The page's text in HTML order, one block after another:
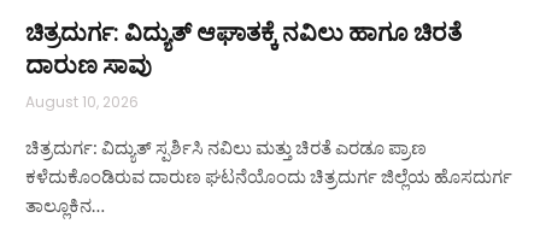
ಚಿತ್ರದುರ್ಗ: ವಿದ್ಯುತ್ ಆಘಾತಕ್ಕೆ ನವಿಲು ಹಾಗೂ ಚಿರತೆ
ದಾರುಣ ಸಾವು
August 10, 2026
ಚಿತ್ರದುರ್ಗ: ವಿದ್ಯುತ್ ಸ್ಪರ್ಶಿಸಿ ನವಿಲು ಮತ್ತು ಚಿರತೆ ಎರಡೂ ಪ್ರಾಣ
ಕಳೆದುಕೊಂಡಿರುವ ದಾರುಣ ಘಟನೆಯೊಂದು ಚಿತ್ರದುರ್ಗ ಜಿಲ್ಲೆಯ ಹೊಸದುರ್ಗ
ತಾಲ್ಲೂಕಿನ…